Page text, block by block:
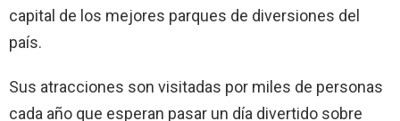
capital de los mejores parques de diversiones del
país.
Sus atracciones son visitadas por miles de personas
cada año que esperan pasar un día divertido sobre